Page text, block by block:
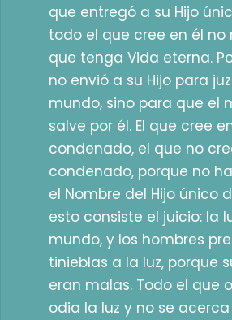
que entregó a su Hijo
todo el que cree en él no
que tenga Vida eterna.
no envió a su Hijo para
mundo, sino para que el
salve por él. El que cree
condenado, el que no
condenado, porque no
el Nombre del Hijo único
esto consiste el juicio: la
mundo, y los hombres
tinieblas a la luz, porque
eran malas. Todo el que
odia la luz y no se